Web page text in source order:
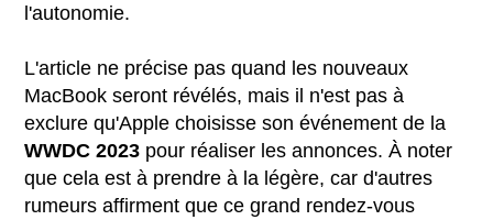
l'autonomie.
L'article ne précise pas quand les nouveaux
MacBook seront révélés, mais il n'est pas à
exclure qu'Apple choisisse son événement de la
WWDC 2023 pour réaliser les annonces. À noter
que cela est à prendre à la légère, car d'autres
rumeurs affirment que ce grand rendez-vous